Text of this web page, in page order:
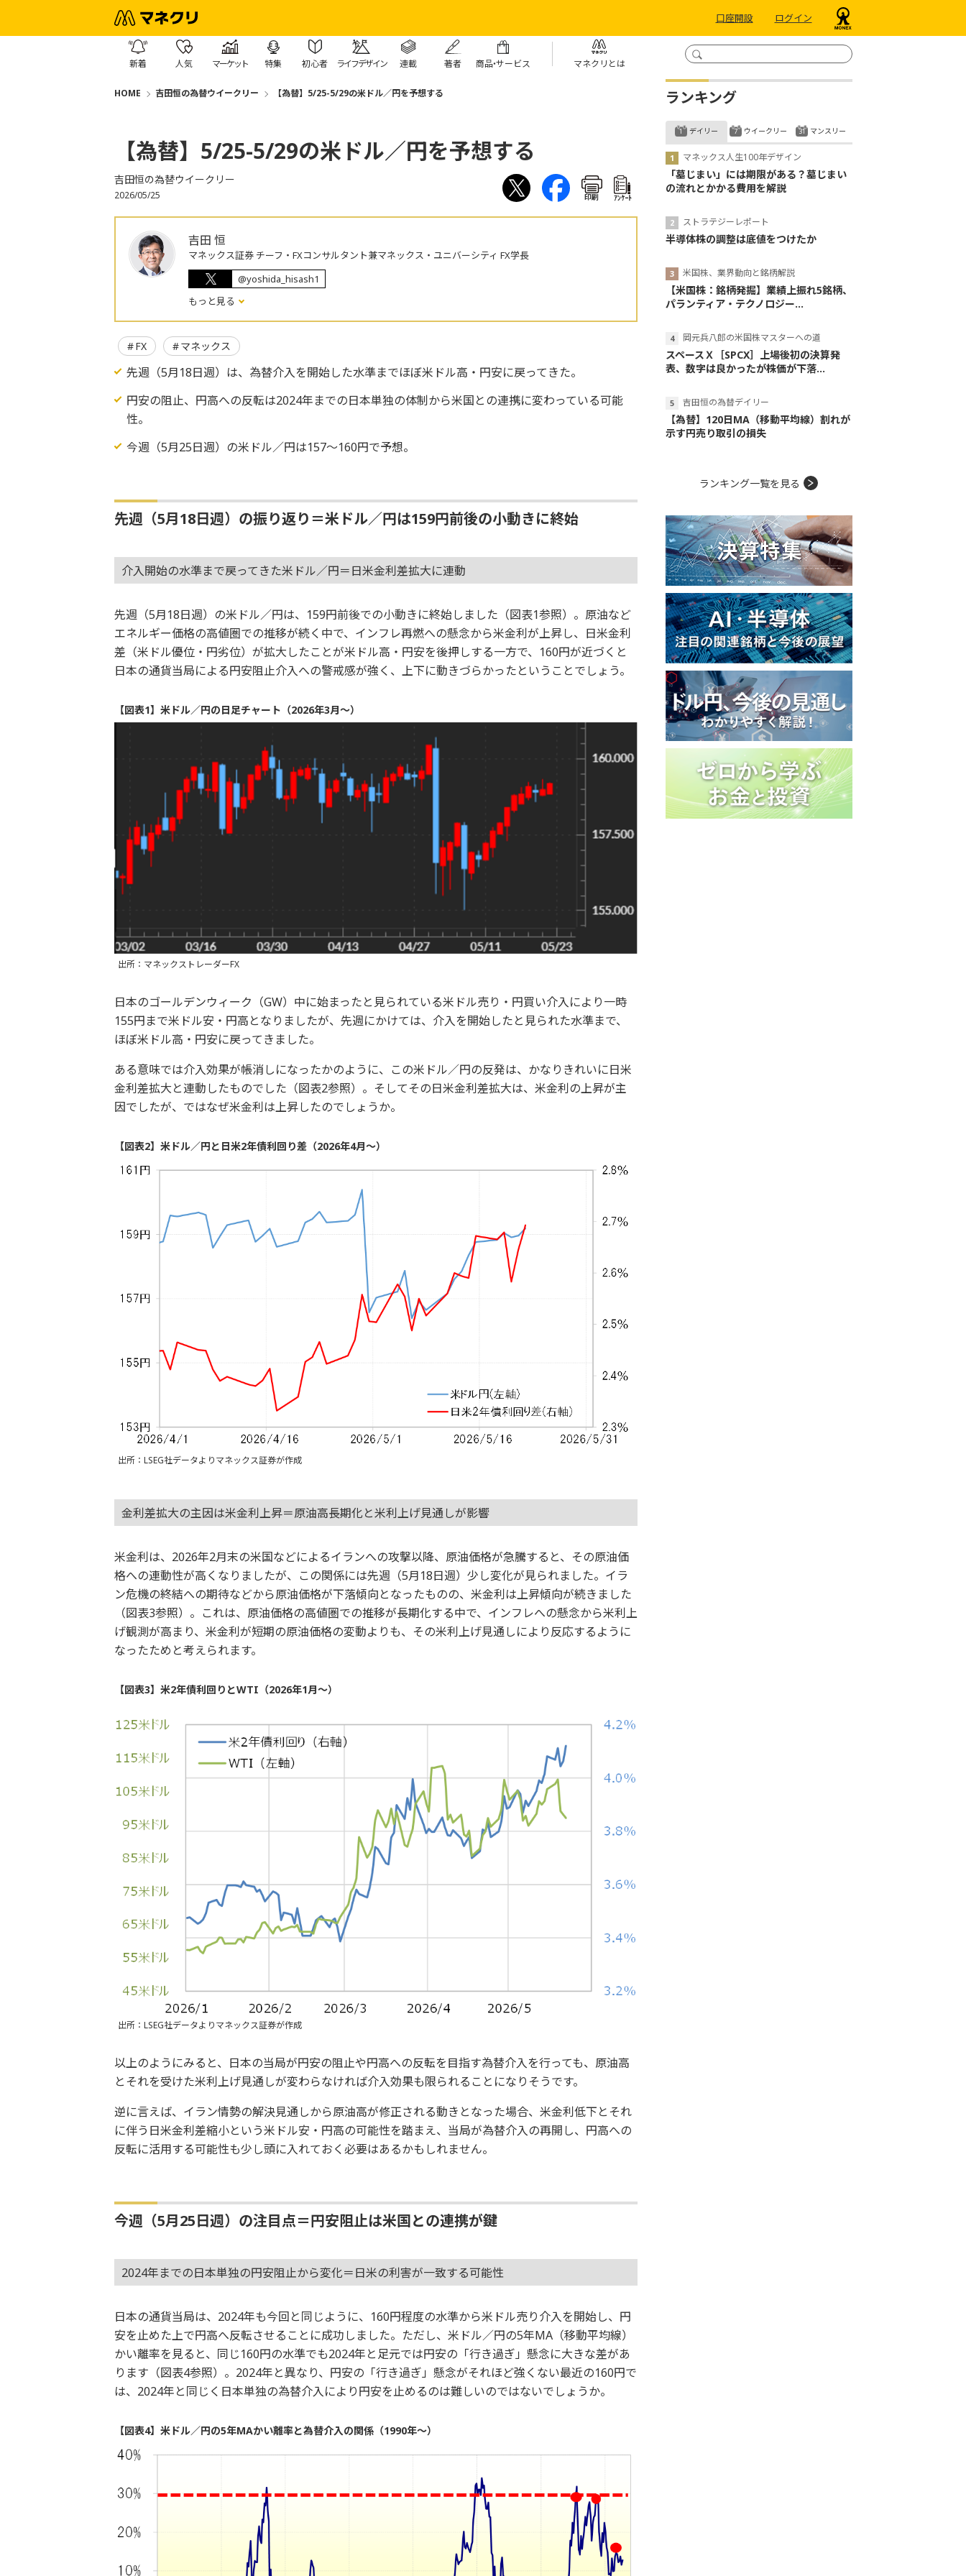
口座開設 ログイン
新着 人気 マーケット 特集 初心者 ライフデザイン 連載 著者 商品・サービス マネクリとは
HOME 吉田恒の為替ウイークリー 【為替】5/25-5/29の米ドル／円を予想する
【為替】5/25-5/29の米ドル／円を予想する
吉田恒の為替ウイークリー
2026/05/25 印刷 ｱﾝｹｰﾄ
吉田 恒
マネックス証券 チーフ・FXコンサルタント兼マネックス・ユニバーシティ FX学長
@yoshida_hisash1
もっと見る
FX マネックス
先週（5月18日週）は、為替介入を開始した水準までほぼ米ドル高・円安に戻ってきた。
円安の阻止、円高への反転は2024年までの日本単独の体制から米国との連携に変わっている可能
性。
今週（5月25日週）の米ドル／円は157～160円で予想。
先週（5月18日週）の振り返り＝米ドル／円は159円前後の小動きに終始
介入開始の水準まで戻ってきた米ドル／円＝日米金利差拡大に連動
先週（5月18日週）の米ドル／円は、159円前後での小動きに終始しました（図表1参照）。原油など
エネルギー価格の高値圏での推移が続く中で、インフレ再燃への懸念から米金利が上昇し、日米金利
差（米ドル優位・円劣位）が拡大したことが米ドル高・円安を後押しする一方で、160円が近づくと
日本の通貨当局による円安阻止介入への警戒感が強く、上下に動きづらかったということでしょう。
【図表1】米ドル／円の日足チャート（2026年3月～）
出所：マネックストレーダーFX
日本のゴールデンウィーク（GW）中に始まったと見られている米ドル売り・円買い介入により一時
155円まで米ドル安・円高となりましたが、先週にかけては、介入を開始したと見られた水準まで、
ほぼ米ドル高・円安に戻ってきました。
ある意味では介入効果が帳消しになったかのように、この米ドル／円の反発は、かなりきれいに日米
金利差拡大と連動したものでした（図表2参照）。そしてその日米金利差拡大は、米金利の上昇が主
因でしたが、ではなぜ米金利は上昇したのでしょうか。
【図表2】米ドル／円と日米2年債利回り差（2026年4月～）
出所：LSEG社データよりマネックス証券が作成
金利差拡大の主因は米金利上昇＝原油高長期化と米利上げ見通しが影響
米金利は、2026年2月末の米国などによるイランへの攻撃以降、原油価格が急騰すると、その原油価
格への連動性が高くなりましたが、この関係には先週（5月18日週）少し変化が見られました。イラ
ン危機の終結への期待などから原油価格が下落傾向となったものの、米金利は上昇傾向が続きました
（図表3参照）。これは、原油価格の高値圏での推移が長期化する中で、インフレへの懸念から米利上
げ観測が高まり、米金利が短期の原油価格の変動よりも、その米利上げ見通しにより反応するように
なったためと考えられます。
【図表3】米2年債利回りとWTI（2026年1月～）
出所：LSEG社データよりマネックス証券が作成
以上のようにみると、日本の当局が円安の阻止や円高への反転を目指す為替介入を行っても、原油高
とそれを受けた米利上げ見通しが変わらなければ介入効果も限られることになりそうです。
逆に言えば、イラン情勢の解決見通しから原油高が修正される動きとなった場合、米金利低下とそれ
に伴う日米金利差縮小という米ドル安・円高の可能性を踏まえ、当局が為替介入の再開し、円高への
反転に活用する可能性も少し頭に入れておく必要はあるかもしれません。
今週（5月25日週）の注目点＝円安阻止は米国との連携が鍵
2024年までの日本単独の円安阻止から変化＝日米の利害が一致する可能性
日本の通貨当局は、2024年も今回と同じように、160円程度の水準から米ドル売り介入を開始し、円
安を止めた上で円高へ反転させることに成功しました。ただし、米ドル／円の5年MA（移動平均線）
かい離率を見ると、同じ160円の水準でも2024年と足元では円安の「行き過ぎ」懸念に大きな差があ
ります（図表4参照）。2024年と異なり、円安の「行き過ぎ」懸念がそれほど強くない最近の160円で
は、2024年と同じく日本単独の為替介入により円安を止めるのは難しいのではないでしょうか。
【図表4】米ドル／円の5年MAかい離率と為替介入の関係（1990年～）
ランキング
デイリー
マネックス人生100年デザイン
「墓じまい」には期限がある？墓じまい
の流れとかかる費用を解説
ストラテジーレポート
半導体株の調整は底値をつけたか
米国株、業界動向と銘柄解説
【米国株：銘柄発掘】業績上振れ5銘柄、
パランティア・テクノロジー...
岡元兵八郎の米国株マスターへの道
スペースＸ［SPCX］上場後初の決算発
表、数字は良かったが株価が下落...
吉田恒の為替デイリー
【為替】120日MA（移動平均線）割れが
示す円売り取引の損失
ウイークリー マンスリー
ランキング一覧を見る